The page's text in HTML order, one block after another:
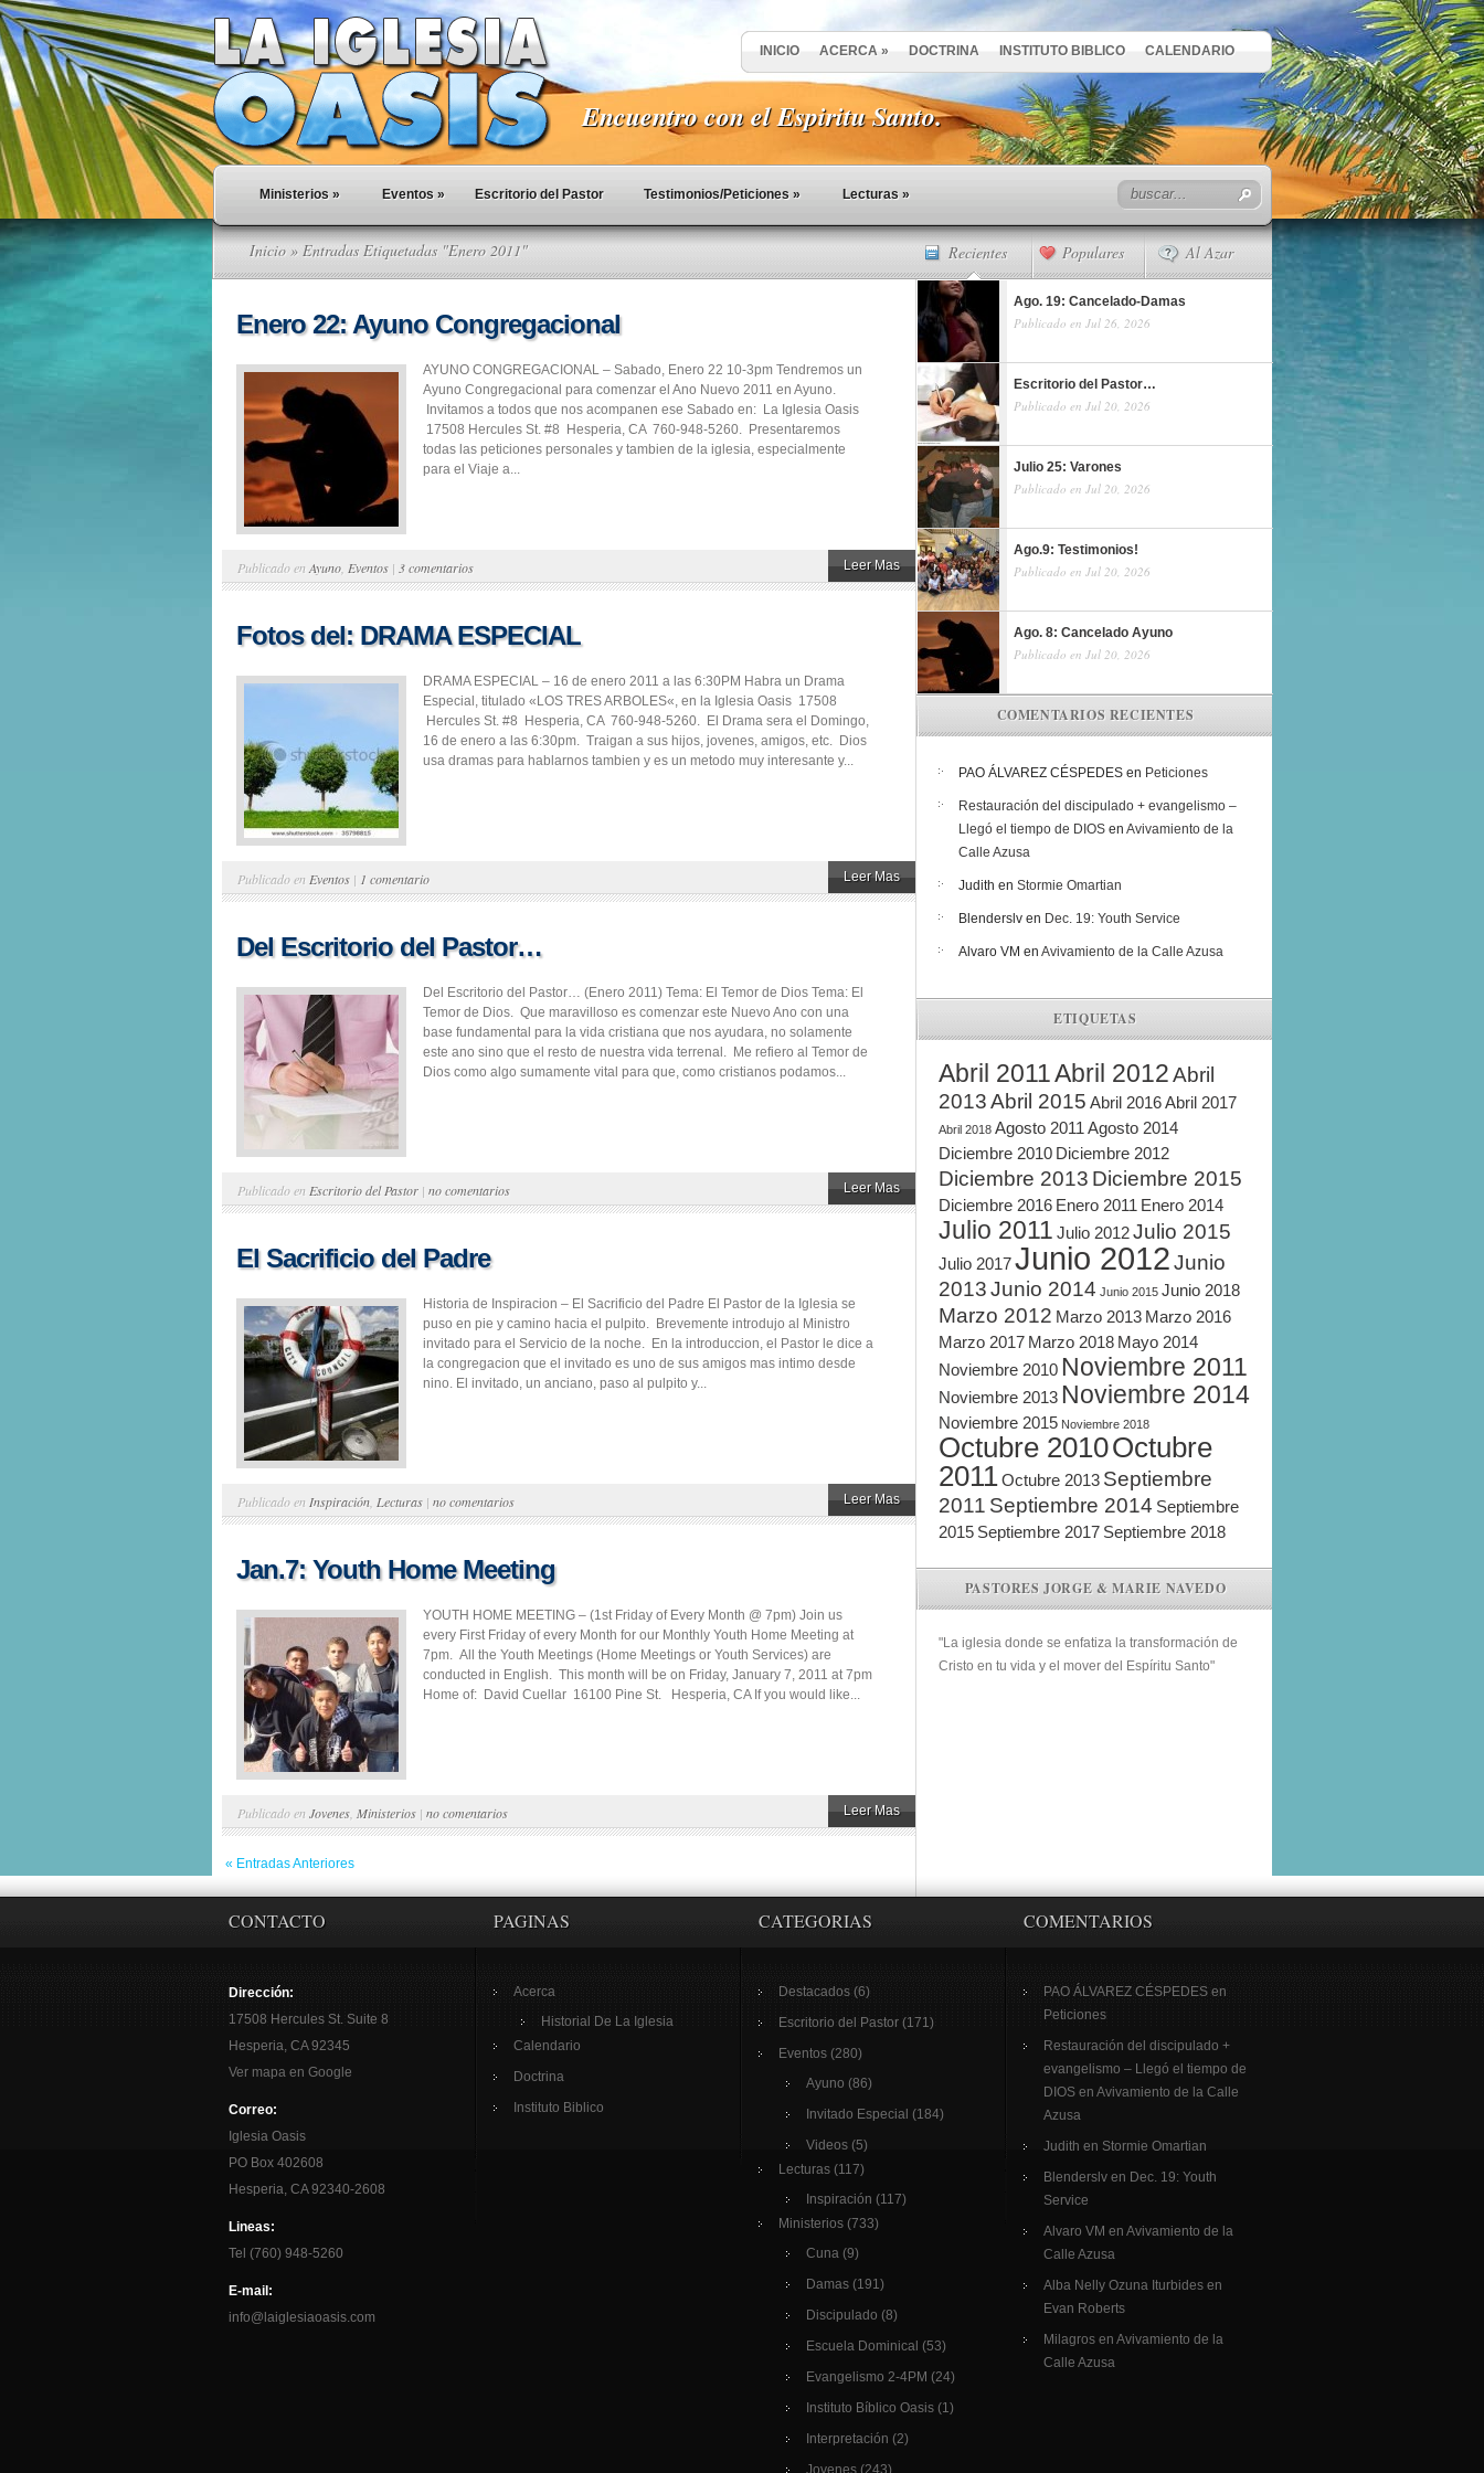
INICIO ACERCA » DOCTRINA INSTITUTO BIBLICO CALENDARIO
Encuentro con el Espiritu Santo.
Ministerios » Eventos » Escritorio del Pastor Testimonios/Peticiones » Lecturas »
Inicio » Entradas Etiquetadas "Enero 2011"
Enero 22: Ayuno Congregacional
AYUNO CONGREGACIONAL – Sabado, Enero 22 10-3pm Tendremos un
Ayuno Congregacional para comenzar el Ano Nuevo 2011 en Ayuno.
Invitamos a todos que nos acompanen ese Sabado en: La Iglesia Oasis
17508 Hercules St. #8 Hesperia, CA 760-948-5260. Presentaremos
todas las peticiones personales y tambien de la iglesia, especialmente
para el Viaje a...
Publicado en Ayuno Eventos | 3 comentarios Leer Mas
Fotos del: DRAMA ESPECIAL
DRAMA ESPECIAL – 16 de enero 2011 a las 6:30PM Habra un Drama
Especial, titulado «LOS TRES ARBOLES«, en la Iglesia Oasis 17508
Hercules St. #8 Hesperia, CA 760-948-5260. El Drama sera el Domingo,
16 de enero a las 6:30pm. Traigan a sus hijos, jovenes, amigos, etc. Dios
usa dramas para hablarnos tambien y es un metodo muy interesante y...
Publicado en Eventos | 1 comentario Leer Mas
Del Escritorio del Pastor…
Del Escritorio del Pastor… (Enero 2011) Tema: El Temor de Dios Tema: El
Temor de Dios. Que maravilloso es comenzar este Nuevo Ano con una
base fundamental para la vida cristiana que nos ayudara, no solamente
este ano sino que el resto de nuestra vida terrenal. Me refiero al Temor de
Dios como algo sumamente vital para que, como cristianos podamos...
Publicado en Escritorio del Pastor | no comentarios Leer Mas
El Sacrificio del Padre
Historia de Inspiracion – El Sacrificio del Padre El Pastor de la Iglesia se
puso en pie y camino hacia el pulpito. Brevemente introdujo al Ministro
invitado para el Servicio de la noche. En la introduccion, el Pastor le dice a
la congregacion que el invitado es uno de sus amigos mas intimo desde
nino. El invitado, un anciano, paso al pulpito y...
Publicado en Inspiración Lecturas | no comentarios Leer Mas
Jan.7: Youth Home Meeting
YOUTH HOME MEETING – (1st Friday of Every Month @ 7pm) Join us
every First Friday of every Month for our Monthly Youth Home Meeting at
7pm. All the Youth Meetings (Home Meetings or Youth Services) are
conducted in English. This month will be on Friday, January 7, 2011 at 7pm
Home of: David Cuellar 16100 Pine St. Hesperia, CA If you would like...
Publicado en Jovenes Ministerios | no comentarios Leer Mas
« Entradas Anteriores
Recientes Populares Al Azar
Ago. 19: Cancelado-Damas
Publicado en Jul 26, 2026
Escritorio del Pastor…
Publicado en Jul 20, 2026
Julio 25: Varones
Publicado en Jul 20, 2026
Ago.9: Testimonios!
Publicado en Jul 20, 2026
Ago. 8: Cancelado Ayuno
Publicado en Jul 20, 2026
COMENTARIOS RECIENTES
PAO ÁLVAREZ CÉSPEDES en Peticiones
Restauración del discipulado + evangelismo –
Llegó el tiempo de DIOS en Avivamiento de la
Calle Azusa
Judith en Stormie Omartian
Blenderslv en Dec. 19: Youth Service
Alvaro VM en Avivamiento de la Calle Azusa
ETIQUETAS
Abril 2011Abril 2012Abril
2013Abril 2015 Abril 2016Abril 2017
Abril 2018 Agosto 2011 Agosto 2014
Diciembre 2010 Diciembre 2012
Diciembre 2013 Diciembre 2015
Diciembre 2016 Enero 2011 Enero 2014
Julio 2011 Julio 2012Julio 2015
Julio 2017Junio 2012Junio
2013Junio 2014 Junio 2015 Junio 2018
Marzo 2012 Marzo 2013 Marzo 2016
Marzo 2017 Marzo 2018 Mayo 2014
Noviembre 2010 Noviembre 2011
Noviembre 2013 Noviembre 2014
Noviembre 2015 Noviembre 2018
Octubre 2010Octubre
2011Octubre 2013 Septiembre
2011 Septiembre 2014 Septiembre
2015 Septiembre 2017 Septiembre 2018
PASTORES JORGE & MARIE NAVEDO
"La iglesia donde se enfatiza la transformación de
Cristo en tu vida y el mover del Espíritu Santo"
CONTACTO
Dirección:
17508 Hercules St. Suite 8
Hesperia, CA 92345
Ver mapa en Google
Correo:
Iglesia Oasis
PO Box 402608
Hesperia, CA 92340-2608
Lineas:
Tel (760) 948-5260
E-mail:
info@laiglesiaoasis.com
PAGINAS
Acerca
Historial De La Iglesia
Calendario
Doctrina
Instituto Biblico
CATEGORIAS
Destacados (6)
Escritorio del Pastor (171)
Eventos (280)
Ayuno (86)
Invitado Especial (184)
Videos (5)
Lecturas (117)
Inspiración (117)
Ministerios (733)
Cuna (9)
Damas (191)
Discipulado (8)
Escuela Dominical (53)
Evangelismo 2-4PM (24)
Instituto Bíblico Oasis (1)
Interpretación (2)
Jovenes (243)
COMENTARIOS
PAO ÁLVAREZ CÉSPEDES en
Peticiones
Restauración del discipulado +
evangelismo – Llegó el tiempo de
DIOS en Avivamiento de la Calle
Azusa
Judith en Stormie Omartian
Blenderslv en Dec. 19: Youth
Service
Alvaro VM en Avivamiento de la
Calle Azusa
Alba Nelly Ozuna Iturbides en
Evan Roberts
Milagros en Avivamiento de la
Calle Azusa